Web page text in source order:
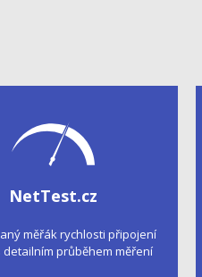
NetTest.cz
měřák rychlosti připojení
detailním průběhem měření